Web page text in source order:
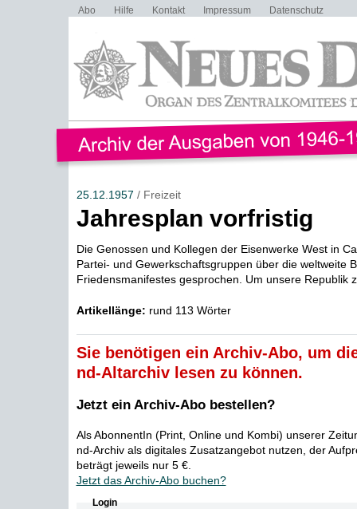
Abo Hilfe Kontakt Impressum Datenschutz
25.12.1957 / Freizeit
Jahresplan vorfristig
Die Genossen und Kollegen der Eisenwerke West in
Partei- und Gewerkschaftsgruppen über die weltweite
Friedensmanifestes gesprochen. Um unsere Republik
Artikellänge: rund 113 Wörter
Sie benötigen ein Archiv-Abo, um
nd-Altarchiv lesen zu können.
Jetzt ein Archiv-Abo bestellen?
Als AbonnentIn (Print, Online und Kombi) unserer
nd-Archiv als digitales Zusatzangebot nutzen, der
beträgt jeweils nur 5 €.
Jetzt das Archiv-Abo buchen?
Login